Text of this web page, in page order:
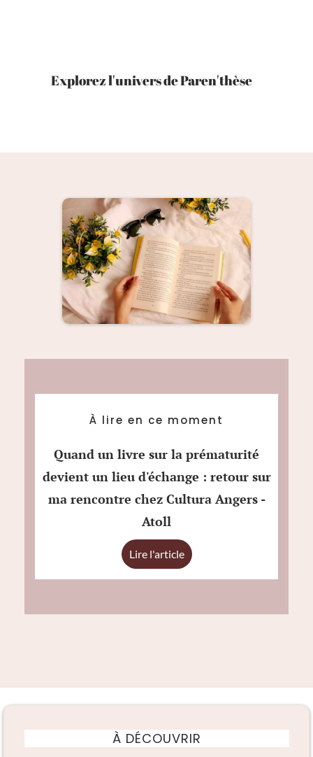
Explorez l'univers de Paren'thèse
À lire en ce moment
Quand un livre sur la prématurité
devient un lieu d'échange : retour sur
ma rencontre chez Cultura Angers -
Atoll
Lire l'article
À DÉCOUVRIR